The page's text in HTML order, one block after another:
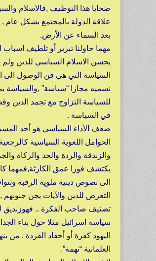
ضحايا هذا التوظيف ,فالاسلام
علاقة الدولة بالمجتمع بشكل عام
بعد السماء عن الأرض.
مهما حاولنا تبرير أو تلطيف اسباب
يحسن الاسلام السياسي للدين ولم
السياسة التي هي فن الوصول الى
نسميه مجازا “سياسة” ,والسياسة
للسياسة التزاوج مع تجمد الدين
في السياسة .
ضعف الأداء السياسي هو أحد
الحوامل اللغوية السياسية
والزندقة والردة والحد والزكاة
يكتشف فورا عمق الكارثة,فمهما
الى نصوص دينية ملوية الرقبة
التعرض للدين والآيات يجن
تصنيف صاحب الفكرة .. فهوزنديق
سياسة اسرائيل مثلا حول بناء
اليهود كفرة أو أحفاد القردة , من
العلمانية “تهمة”.